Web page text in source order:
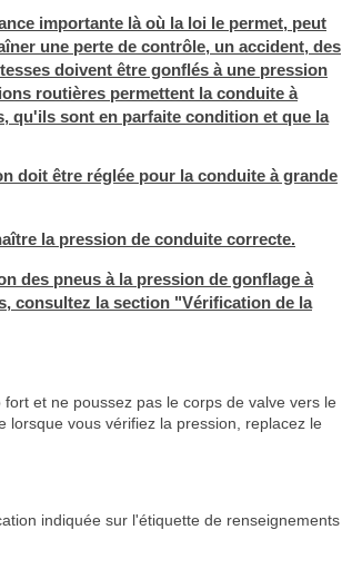
importante là où la loi le permet, peut
une perte de contrôle, un accident, des
doivent être gonflés à une pression
routières permettent la conduite à
qu'ils sont en parfaite condition et que la
doit être réglée pour la conduite à grande
la pression de conduite correcte.
des pneus à la pression de gonflage à
consultez la section "Vérification de la
et ne poussez pas le corps de valve vers le
vous vérifiez la pression, replacez le
indiquée sur l'étiquette de renseignements